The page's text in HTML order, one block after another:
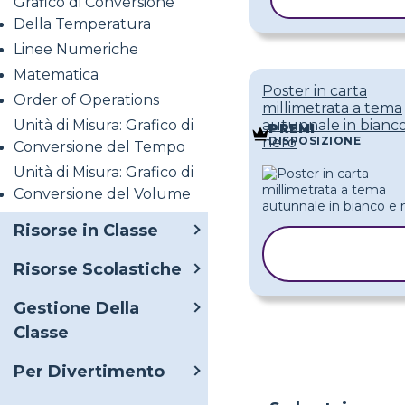
Della Temperatura
Linee Numeriche
Matematica
Order of Operations
Unità di Misura: Grafico di
Conversione del Tempo
Unità di Misura: Grafico di
Conversione del Volume
Risorse in Classe
Risorse Scolastiche
Gestione Della
Classe
Per Divertimento
Poster in carta
millimetrata a tema
autunnale in
nero
PREMI
DISPOSIZIONE